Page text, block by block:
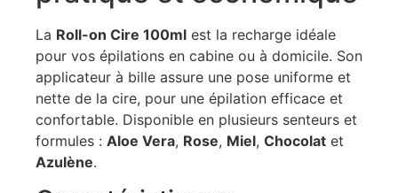
La Roll-on Cire 100ml est la recharge idéale
pour vos épilations en cabine ou à domicile. Son
applicateur à bille assure une pose uniforme et
nette de la cire, pour une épilation efficace et
confortable. Disponible en plusieurs senteurs et
formules : Aloe Vera, Rose, Miel, Chocolat et
Azulène.